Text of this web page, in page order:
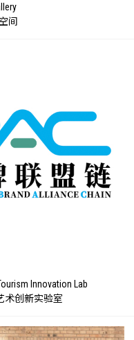
间
Innovation Lab
术创新实验室